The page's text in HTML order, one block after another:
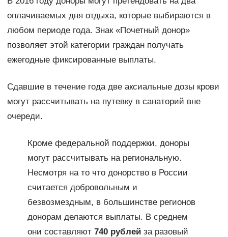
оплачиваемых дня отдыха, которые выбираются в
любом периоде года. Знак «Почетный донор»
позволяет этой категории граждан получать
ежегодные фиксированные выплаты.
Сдавшие в течение года две аксиальные дозы крови
могут рассчитывать на путевку в санаторий вне
очереди.
Кроме федеральной поддержки, доноры
могут рассчитывать на региональную.
Несмотря на то что донорство в России
считается добровольным и
безвозмездным, в большинстве регионов
донорам делаются выплаты. В среднем
они составляют 740 рублейза разовый